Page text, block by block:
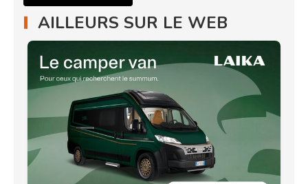
AILLEURS SUR LE WEB